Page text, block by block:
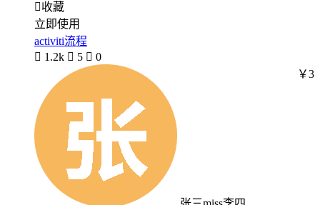
收藏
立即使用
activiti流程
 1.2k  5  0
￥3